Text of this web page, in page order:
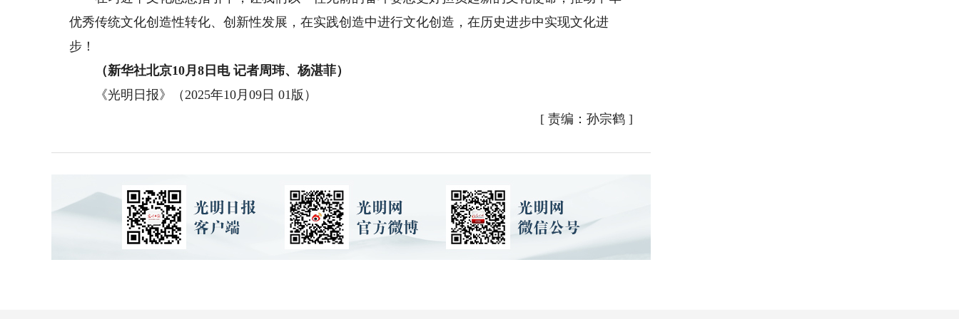
优秀传统文化创造性转化、创新性发展，在实践创造中进行文化创造，在历史进步中实现文化进
步！
（新华社北京10月8日电 记者周玮、杨湛菲）
《光明日报》（2025年10月09日 01版）
[ 责编：孙宗鹤]